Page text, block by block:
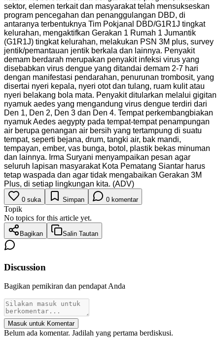
sektor, elemen terkait dan masyarakat telah mensukseskan
program pencegahan dan penanggulangan DBD, di
antaranya terbentuknya Tim Pokjanal DBD/G1R1J tingkat
kelurahan, mengaktifkan Gerakan 1 Rumah 1 Jumantik
(G1R1J) tingkat kelurahan, melakukan PSN 3M plus, survey
jentik/pemantauan jentik berkala dan lainnya. Penyakit
demam berdarah merupakan penyakit infeksi virus yang
disebabkan virus dengue yang ditandai demam 2-7 hari
dengan manifestasi pendarahan, penurunan trombosit, yang
disertai nyeri kepala, nyeri otot dan tulang, ruam kulit atau
nyeri belakang bola mata. Penyakit ditularkan melalui gigitan
nyamuk aedes yang mengandung virus dengue terdiri dari
Den 1, Den 2, Den 3 dan Den 4. Tempat perkembangbiakan
nyamuk Aedes aegypty pada tempat-tempat penampungan
air berupa genangan air bersih yang tertampung di suatu
tempat, seperti bejana, drum, tangki air, bak mandi,
tempayan, ember, vas bunga, botol, plastik bekas minuman
dan lainnya. Irma Suryani menyampaikan pesan agar
seluruh lapisan masyarakat Kota Pematang Siantar harus
tetap waspada dan agar tidak mengabaikan Gerakan 3M
Plus, di setiap lingkungan kita. (ADV)
0 suka Simpan 0 komentar
Topik
No topics for this article yet.
Bagikan Salin Tautan
Discussion
Bagikan pemikiran dan pendapat Anda
Masuk untuk Komentar
Belum ada komentar. Jadilah yang pertama berdiskusi.